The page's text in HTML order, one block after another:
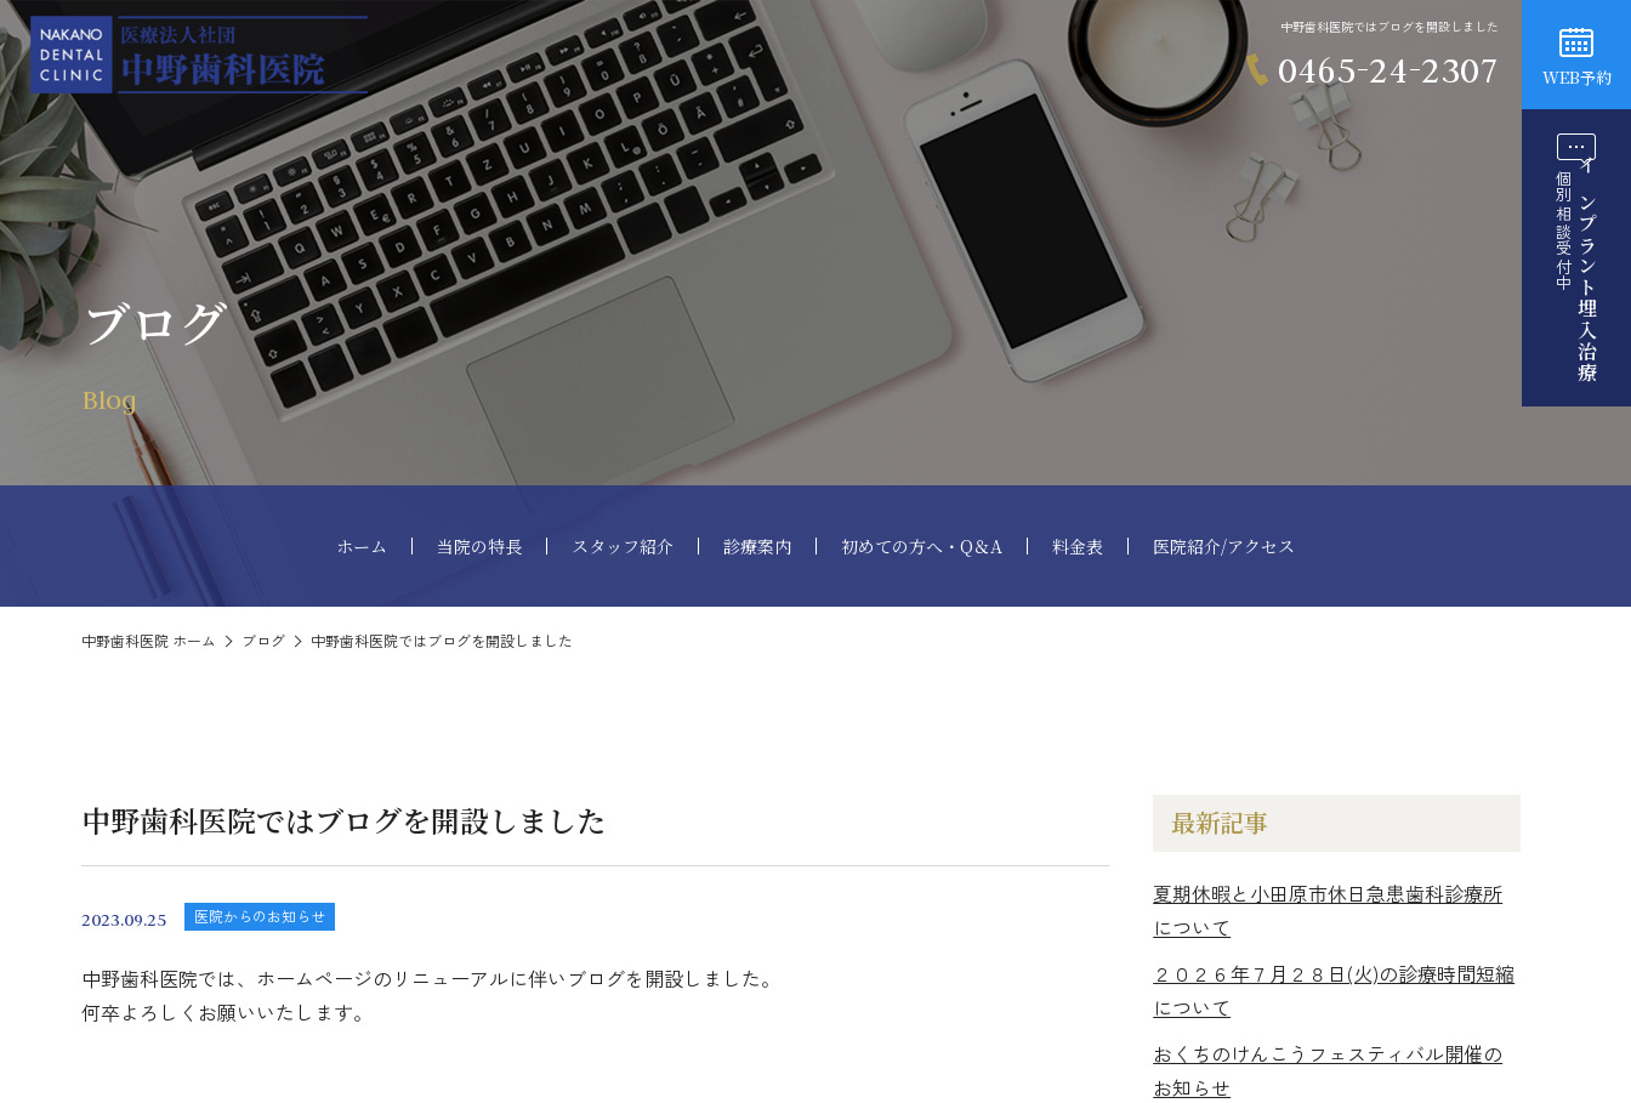
中野歯科医院ではブログを開設しました
0465-24-2307 WEB予約
個別相談受付中インプラント埋入治療
ブログ
Blog
ホーム 当院の特長 スタッフ紹介 診療案内
予防ケア インプラント埋入治療 審美的歯科治療
初めての方へ・Q＆A 料金表 医院紹介/アクセス
中野歯科医院 ホーム ブログ 中野歯科医院ではブログを開設しました
中野歯科医院ではブログを開設しました
2023.09.25 医院からのお知らせ
中野歯科医院では、ホームページのリニューアルに伴いブログを開設しました。
何卒よろしくお願いいたします。
最新記事
夏期休暇と小田原市休日急患歯科診療所
について
２０２６年７月２８日(火)の診療時間短縮
について
おくちのけんこうフェスティバル開催の
お知らせ